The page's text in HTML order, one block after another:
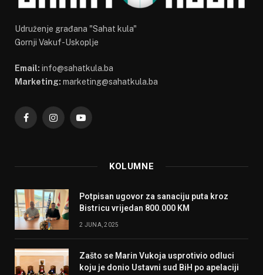
Udruženje građana "Sahat kula"
Gornji Vakuf-Uskoplje
Email: info@sahatkula.ba
Marketing: marketing@sahatkula.ba
FacebookInstagramYouTube
KOLUMNE
Potpisan ugovor za sanaciju puta kroz
Bistricu vrijedan 800.000 KM
2 JUNA, 2025
Zašto se Marin Vukoja usprotivio odluci
koju je donio Ustavni sud BiH po apelaciji